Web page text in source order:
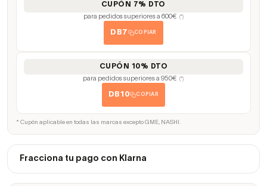
CUPÓN 7% DTO
para pedidos superiores a 600€ (*)
DB7 COPIAR
CUPÓN 10% DTO
para pedidos superiores a 950€ (*)
DB10 COPIAR
* Cupón aplicable en todas las marcas excepto GME, NASHI.
Fracciona tu pago con Klarna